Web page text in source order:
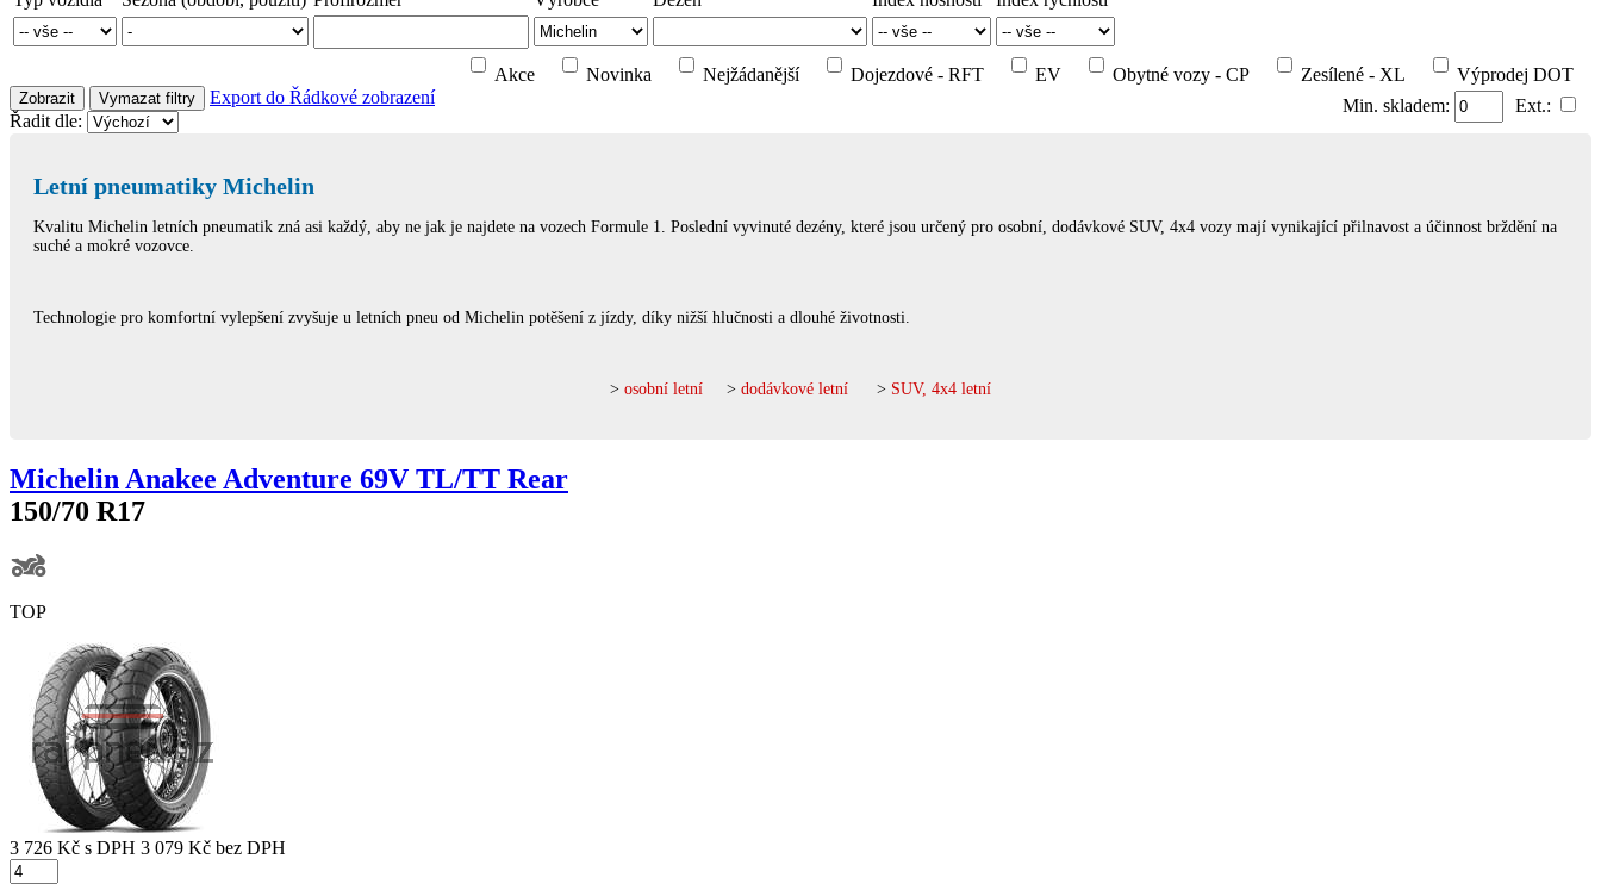
Akce Novinka Nejžádanější Dojezdové - RFT EV Obytné vozy - CP Zesílené - XL Výprodej DOT
Zobrazit Vymazat filtry Export do Ext.:
Min. skladem:
Řádkové zobrazení
Řadit dle:
Letní pneumatiky Michelin
Kvalitu Michelin letních pneumatik zná asi každý, aby ne jak je najdete na vozech Formule 1. Poslední vyvinuté dezény, které jsou určený pro osobní, dodávkové SUV, 4x4 vozy mají vynikající přilnavost a účinnost brždění na
suché a mokré vozovce.
Technologie pro komfortní vylepšení zvyšuje u letních pneu od Michelin potěšení z jízdy, díky nižší hlučnosti a dlouhé životnosti.
> osobní letní > dodávkové letní > SUV, 4x4 letní
Michelin Anakee Adventure 69V TL/TT Rear
150/70 R17
TOP
3 726 Kč s DPH 3 079 Kč bez DPH